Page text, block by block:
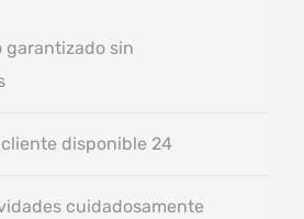
garantizado sin
disponible 24
cuidadosamente